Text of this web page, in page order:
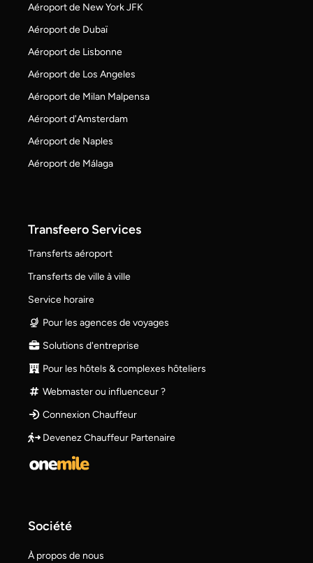
Aéroport de New York JFK
Aéroport de Dubaï
Aéroport de Lisbonne
Aéroport de Los Angeles
Aéroport de Milan Malpensa
Aéroport d'Amsterdam
Aéroport de Naples
Aéroport de Málaga
Transfeero Services
Transferts aéroport
Transferts de ville à ville
Service horaire
Pour les agences de voyages
Solutions d'entreprise
Pour les hôtels & complexes hôteliers
Webmaster ou influenceur ?
Connexion Chauffeur
Devenez Chauffeur Partenaire
Société
À propos de nous